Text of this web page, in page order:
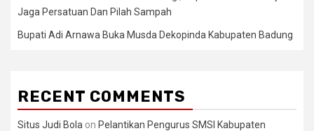
Jaga Persatuan Dan Pilah Sampah
Bupati Adi Arnawa Buka Musda Dekopinda Kabupaten Badung
RECENT COMMENTS
Situs Judi Bola on Pelantikan Pengurus SMSI Kabupaten